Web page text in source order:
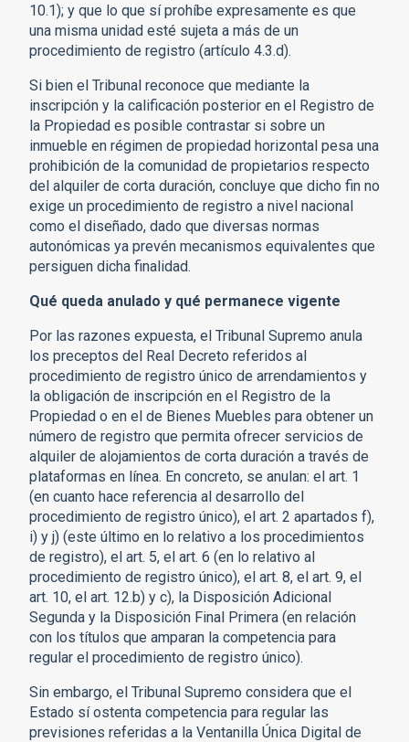
10.1); y que lo que sí prohíbe expresamente es que
una misma unidad esté sujeta a más de un
procedimiento de registro (artículo 4.3.d).
Si bien el Tribunal reconoce que mediante la
inscripción y la calificación posterior en el Registro de
la Propiedad es posible contrastar si sobre un
inmueble en régimen de propiedad horizontal pesa una
prohibición de la comunidad de propietarios respecto
del alquiler de corta duración, concluye que dicho fin no
exige un procedimiento de registro a nivel nacional
como el diseñado, dado que diversas normas
autonómicas ya prevén mecanismos equivalentes que
persiguen dicha finalidad.
Qué queda anulado y qué permanece vigente
Por las razones expuesta, el Tribunal Supremo anula
los preceptos del Real Decreto referidos al
procedimiento de registro único de arrendamientos y
la obligación de inscripción en el Registro de la
Propiedad o en el de Bienes Muebles para obtener un
número de registro que permita ofrecer servicios de
alquiler de alojamientos de corta duración a través de
plataformas en línea. En concreto, se anulan: el art. 1
(en cuanto hace referencia al desarrollo del
procedimiento de registro único), el art. 2 apartados f),
i) y j) (este último en lo relativo a los procedimientos
de registro), el art. 5, el art. 6 (en lo relativo al
procedimiento de registro único), el art. 8, el art. 9, el
art. 10, el art. 12.b) y c), la Disposición Adicional
Segunda y la Disposición Final Primera (en relación
con los títulos que amparan la competencia para
regular el procedimiento de registro único).
Sin embargo, el Tribunal Supremo considera que el
Estado sí ostenta competencia para regular las
previsiones referidas a la Ventanilla Única Digital de